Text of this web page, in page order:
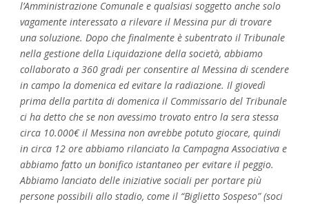
l’Amministrazione Comunale e qualsiasi soggetto anche solo
vagamente interessato a rilevare il Messina pur di trovare
una soluzione. Dopo che finalmente è subentrato il Tribunale
nella gestione della Liquidazione della società, abbiamo
collaborato a 360 gradi per consentire al Messina di scendere
in campo la domenica ed evitare la radiazione. Il giovedì
prima della partita di domenica il Commissario del Tribunale
ci ha detto che se non avessimo trovato entro la sera stessa
circa 10.000€ il Messina non avrebbe potuto giocare, quindi
in circa 12 ore abbiamo rilanciato la Campagna Associativa e
abbiamo fatto un bonifico istantaneo per evitare il peggio.
Abbiamo lanciato delle iniziative sociali per portare più
persone possibili allo stadio, come il “Biglietto Sospeso” (soci